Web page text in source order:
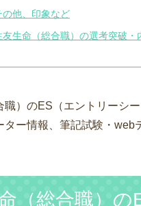
の他、印象など
友生命（総合職）の選考突破・
職）のES（エントリーシ
ター情報、筆記試験・web
（総合職）の